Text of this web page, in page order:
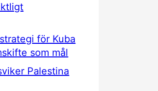
för Kuba
som mål
Palestina